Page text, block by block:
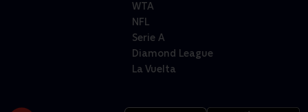
WTA
NFL
Serie A
Diamond League
La Vuelta